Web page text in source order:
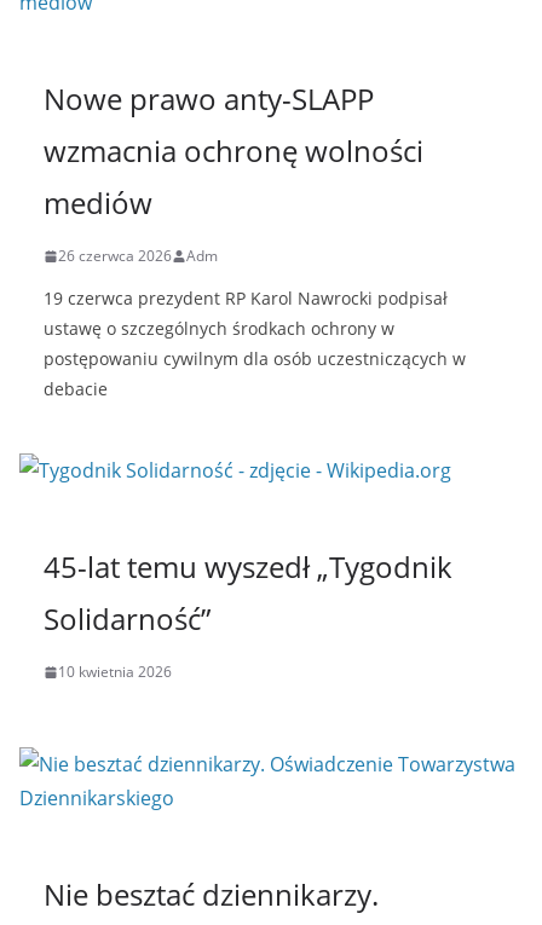
Nowe prawo anty-SLAPP
wzmacnia ochronę wolności
mediów
26 czerwca 2026 Adm
19 czerwca prezydent RP Karol Nawrocki podpisał
ustawę o szczególnych środkach ochrony w
postępowaniu cywilnym dla osób uczestniczących w
debacie
45-lat temu wyszedł „Tygodnik
Solidarność”
10 kwietnia 2026
Nie besztać dziennikarzy.